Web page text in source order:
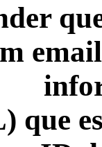
que